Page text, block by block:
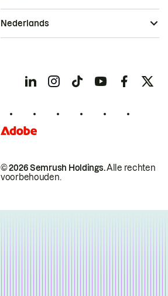
© 2026 Semrush Holdings.Alle rechten
voorbehouden.
Nederlands